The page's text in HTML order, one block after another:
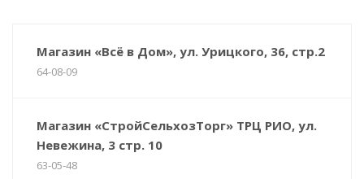
Магазин «Всё в Дом», ул. Урицкого, 36, стр.2
64-08-09
Магазин «СтройСельхозТорг» ТРЦ РИО, ул.
Невежина, 3 стр. 10
63-05-48